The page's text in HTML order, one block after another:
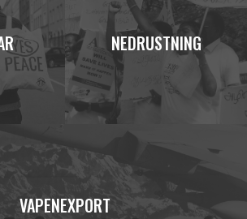
NEDRUSTNING
VAPENEXPORT